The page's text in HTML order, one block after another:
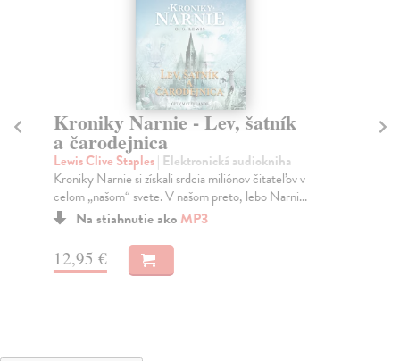
Kroniky Narnie - Lev, šatník
a čarodejnica
Lewis Clive Staples| Elektronická audiokniha
Kroniky Narnie si získali srdcia miliónov čitateľov v
celom „našom“ svete. V našom preto, lebo Narni...
Na stiahnutie ako MP3
12,95 €